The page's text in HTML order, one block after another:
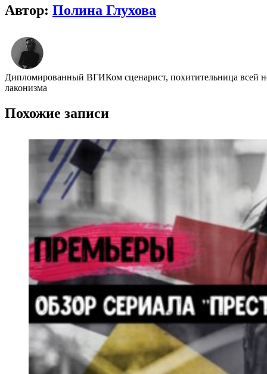
Автор: Полина Глухова
Дипломированный ВГИКом сценарист, похитительница всей
лаконизма
Похожие записи